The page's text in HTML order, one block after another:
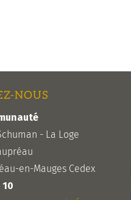
NOUS
- La Loge
en-Mauges Cedex
10